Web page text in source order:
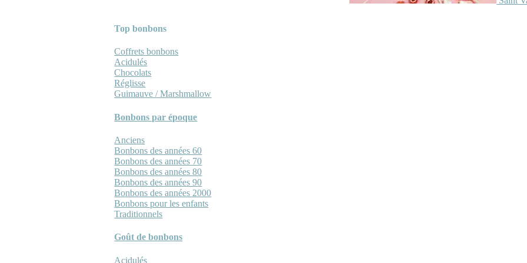
Top bonbons
Coffrets bonbons
Acidulés
Chocolats
Réglisse
Guimauve / Marshmallow
Bonbons par époque
Anciens
Bonbons des années 60
Bonbons des années 70
Bonbons des années 80
Bonbons des années 90
Bonbons des années 2000
Bonbons pour les enfants
Traditionnels
Goût de bonbons
Acidulés